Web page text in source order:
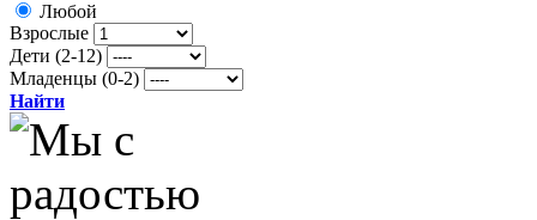
Любой
Взрослые
Дети (2-12)
Младенцы (0-2)
Найти